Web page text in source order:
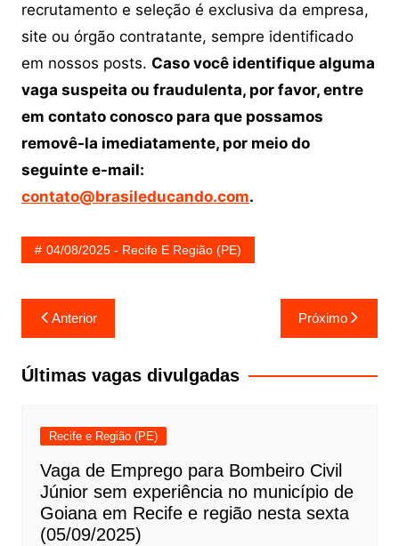
recrutamento e seleção é exclusiva da empresa,
site ou órgão contratante, sempre identificado
em nossos posts. Caso você identifique alguma
vaga suspeita ou fraudulenta, por favor, entre
em contato conosco para que possamos
removê-la imediatamente, por meio do
seguinte e-mail:
contato@brasileducando.com.
04/08/2025 - Recife E Região (PE)
Navegação
de
Post
Anterior Próximo
Últimas vagas divulgadas
Recife e Região (PE)
Vaga de Emprego para Bombeiro Civil
Júnior sem experiência no município de
Goiana em Recife e região nesta sexta
(05/09/2025)